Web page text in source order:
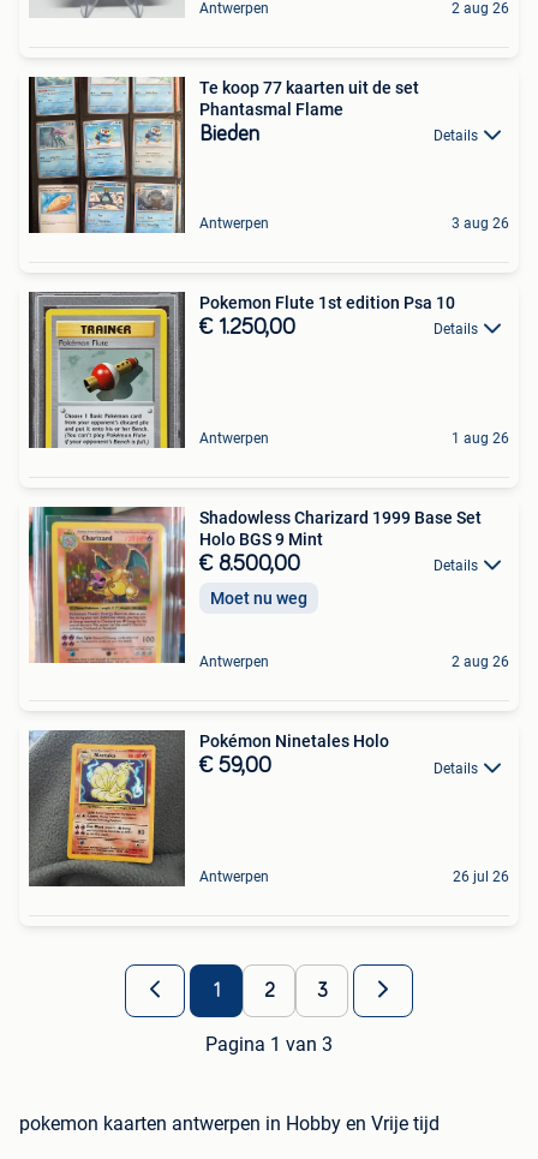
Antwerpen 2 aug 26
Te koop 77 kaarten uit de set
Phantasmal Flame
Bieden Details
Antwerpen 3 aug 26
Pokemon Flute 1st edition Psa 10
€ 1.250,00 Details
Antwerpen 1 aug 26
Shadowless Charizard 1999 Base Set
Holo BGS 9 Mint
€ 8.500,00 Details
Moet nu weg
Antwerpen 2 aug 26
Pokémon Ninetales Holo
€ 59,00 Details
Antwerpen 26 jul 26
1 2 3
Pagina 1 van 3
pokemon kaarten antwerpen in Hobby en Vrije tijd